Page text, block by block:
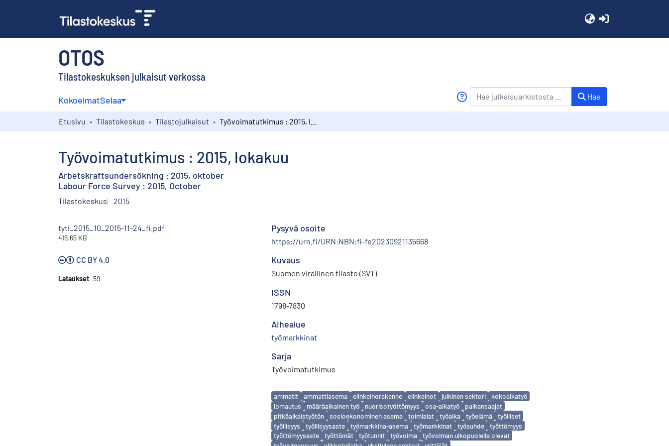
OTOS
Tilastokeskuksen julkaisut verkossa
KokoelmatSelaa Hae
Etusivu Tilastokeskus Tilastojulkaisut
Työvoimatutkimus : 2015, lokakuu
Arbetskraftsundersökning : 2015, oktober
Labour Force Survey : 2015, October
Tilastokeskus 2015
tyti_2015_10_2015-11-24_fi.pdf
416.65 KB
CC BY 4.0
Lataukset 59
Pysyvä osoite
https://urn.fi/URN:NBN:fi-fe20230921135668
Kuvaus
Suomen virallinen tilasto (SVT)
ISSN
1798-7830
Aihealue
työmarkkinat
Sarja
Työvoimatutkimus
Avainsanat
ammatit ammattiasema elinkeinorakenne elinkeinot julkinen sektori
kokoaikatyö
lomautus
määräaikainen työ nuorisotyöttömyys osa-aikatyö
palkansaajat
pitkäaikaistyötön
sosioekonominen asema toimialat työaika työelämä
työlliset
työllisyys
työllisyysaste työmarkkina-asema työmarkkinat työsuhde
työttömyys
työttömyysaste
työttömät työtunnit työvoima
työvoiman ulkopuolella olevat